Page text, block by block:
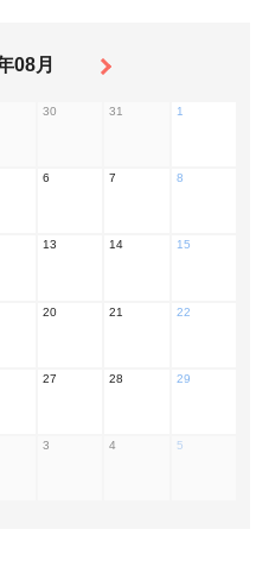
08月
30 31 1
6 7 8
13 14 15
20 21 22
27 28 29
3 4 5